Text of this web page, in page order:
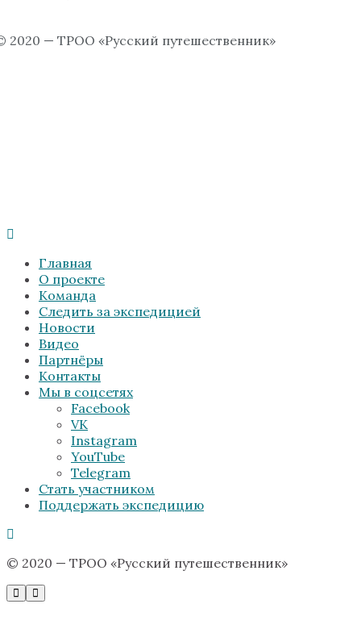
2020 — ТРОО «Русский путешественник»
Главная
О проекте
Команда
Следить за экспедицией
Новости
Видео
Партнёры
Контакты
Мы в соцсетях
Facebook
VK
Instagram
YouTube
Telegram
Стать участником
Поддержать экспедицию
© 2020 — ТРОО «Русский путешественник»